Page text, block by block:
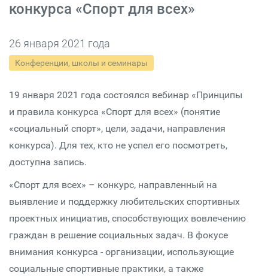
конкурса «Спорт для всех»
26 января 2021 года
Конференции, школы и семинары
19 января 2021 года состоялся вебинар «Принципы
и правила конкурса «Спорт для всех» (понятие
«социальный спорт», цели, задачи, направления
конкурса). Для тех, кто не успел его посмотреть,
доступна запись.
«Спорт для всех» – конкурс, направленный на
выявление и поддержку любительских спортивных
проектных инициатив, способствующих вовлечению
граждан в решение социальных задач. В фокусе
внимания конкурса - организации, использующие
социальные спортивные практики, а также